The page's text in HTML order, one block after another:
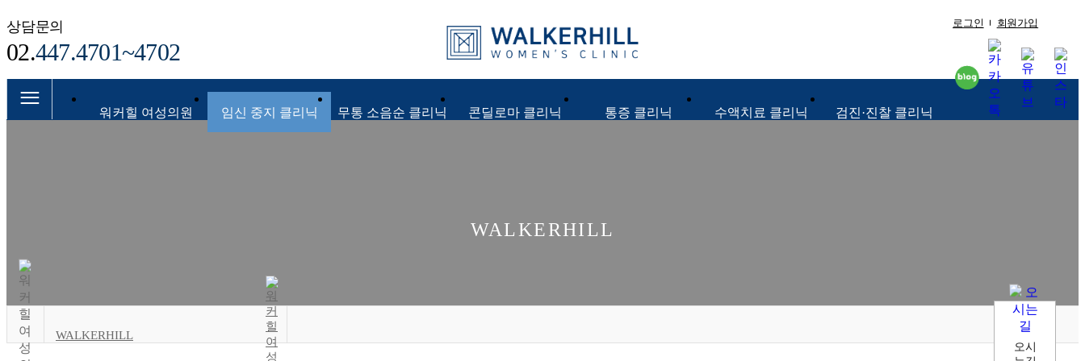
상담문의
02.447.4701~4702
로그인 회원가입
워커힐 여성의원 임신 중지 클리닉 무통 소음순 클리닉 콘딜로마 클리닉 통증 클리닉 수액치료 클리닉 검진·진찰 클리닉
WALKERHILL
WALKERHILL
오시